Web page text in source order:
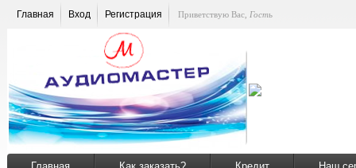
Главная Вход Регистрация Приветствую Вас Гость